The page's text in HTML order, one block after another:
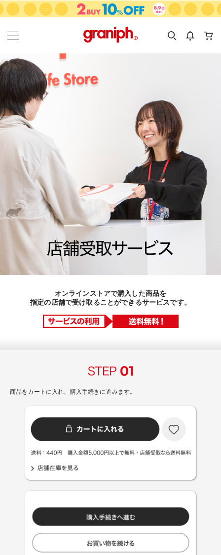
カテゴリーから探す
KIDS
カテゴリ
サイズ
オンラインストアで購入した商品を
指定の店舗で受け取ることができるサービスです。
商品をカートに入れ、購入手続きに進みます。